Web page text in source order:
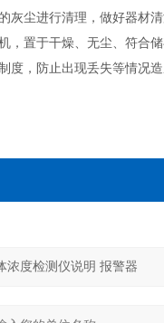
灰尘进行清理，做好器材清
，置于干燥、无尘、符合储
度，防止出现丢失等情况